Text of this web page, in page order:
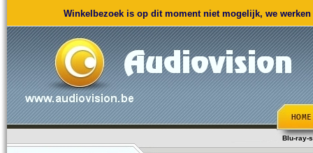
Winkelbezoek is op dit moment niet mogelijk, we
Blu-ray-